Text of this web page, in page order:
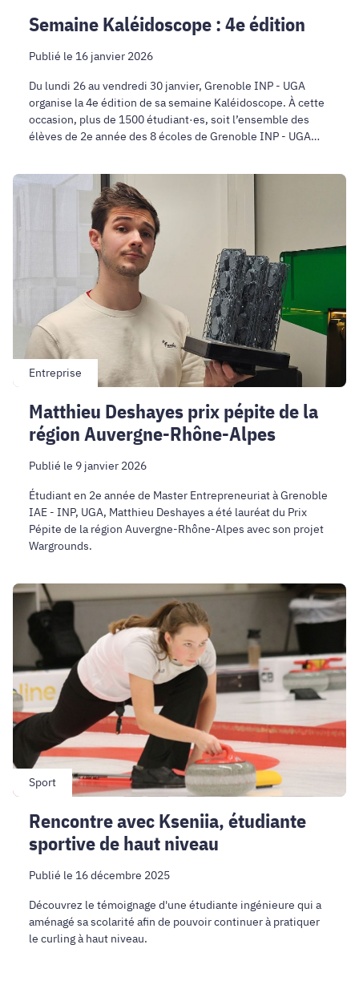
Semaine Kaléidoscope : 4e édition
Publié le 16 janvier 2026
Du lundi 26 au vendredi 30 janvier, Grenoble INP - UGA
organise la 4e édition de sa semaine Kaléidoscope. À cette
occasion, plus de 1500 étudiant·es, soit l’ensemble des
élèves de 2e année des 8 écoles de Grenoble INP - UGA
Matthieu
pépite
la
Auvergne-
Rhône-
Alpes
Entreprise
Matthieu Deshayes prix pépite de la
région Auvergne-Rhône-Alpes
Publié le 9 janvier 2026
Étudiant en 2e année de Master Entrepreneuriat à Grenoble
IAE - INP, UGA, Matthieu Deshayes a été lauréat du Prix
Pépite de la région Auvergne-Rhône-Alpes avec son projet
Wargrounds.
Rencontre
avec
Kseniia,
étudiante
sportive
de
haut
niveau
Sport
Rencontre avec Kseniia, étudiante
sportive de haut niveau
Publié le 16 décembre 2025
Découvrez le témoignage d'une étudiante ingénieure qui a
aménagé sa scolarité afin de pouvoir continuer à pratiquer
le curling à haut niveau.